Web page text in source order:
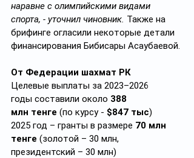
наравне с олимпийскими видами
спорта, - уточнил чиновник. Также на
брифинге огласили некоторые детали
финансирования Бибисары Асаубаевой.
От Федерации шахмат РК
Целевые выплаты за 2023–2026
годы составили около 388
млн тенге (по курсу - $847 тыс)
2025 год – гранты в размере 70 млн
тенге (золотой – 30 млн,
президентский – 30 млн)